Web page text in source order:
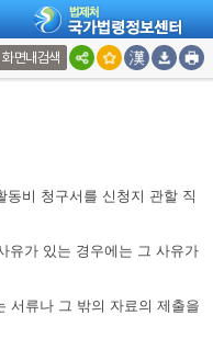
화면내검색
금액을 기준으로 계산한다.<개
금액에서 그 금액을 공제하여
동비 청구서를 신청지 관할 직
유가 있는 경우에는 그 사유가
서류나 그 밖의 자료의 제출을